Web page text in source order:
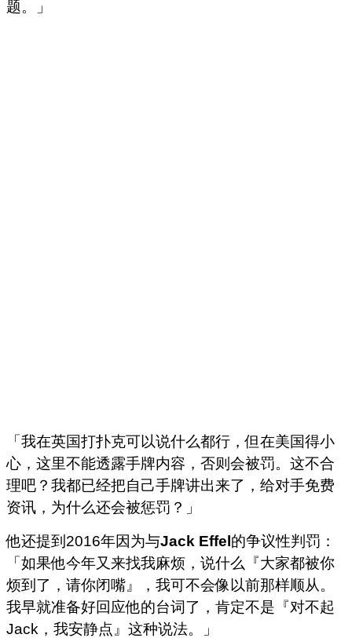
题。」
「我在英国打扑克可以说什么都行，但在美国得小
心，这里不能透露手牌内容，否则会被罚。这不合
理吧？我都已经把自己手牌讲出来了，给对手免费
资讯，为什么还会被惩罚？」
他还提到2016年因为与Jack Effel的争议性判罚：
「如果他今年又来找我麻烦，说什么『大家都被你
烦到了，请你闭嘴』，我可不会像以前那样顺从。
我早就准备好回应他的台词了，肯定不是『对不起
Jack，我安静点』这种说法。」